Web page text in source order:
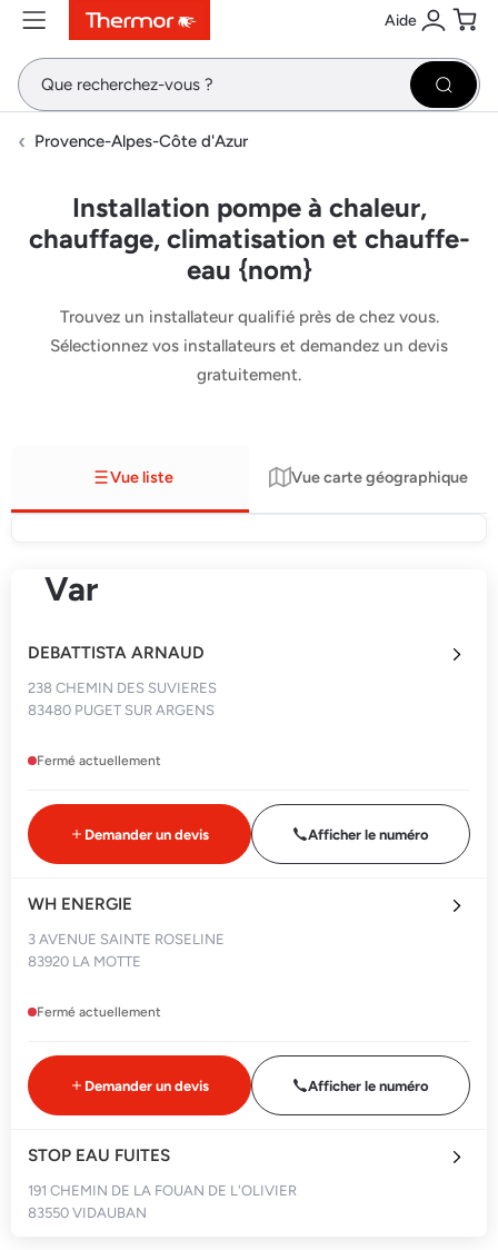
ContenuMenuRecherche Aide
Se
Provence-Alpes-Côte d'Azur
Installation pompe à chaleur,
chauffage, climatisation et chauffe-
eau {nom}
Trouvez un installateur qualifié près de chez vous.
Sélectionnez vos installateurs et demandez un devis
gratuitement.
Vue liste Vue carte géographique
Var
DEBATTISTA ARNAUD
238 CHEMIN DES SUVIERES
83480 PUGET SUR ARGENS
Fermé actuellement
Demander un devis Afficher le numéro
WH ENERGIE
3 AVENUE SAINTE ROSELINE
83920 LA MOTTE
Fermé actuellement
Demander un devis Afficher le numéro
STOP EAU FUITES
191 CHEMIN DE LA FOUAN DE L'OLIVIER
83550 VIDAUBAN